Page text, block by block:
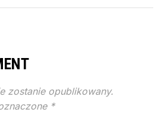
zostanie opublikowany.
*